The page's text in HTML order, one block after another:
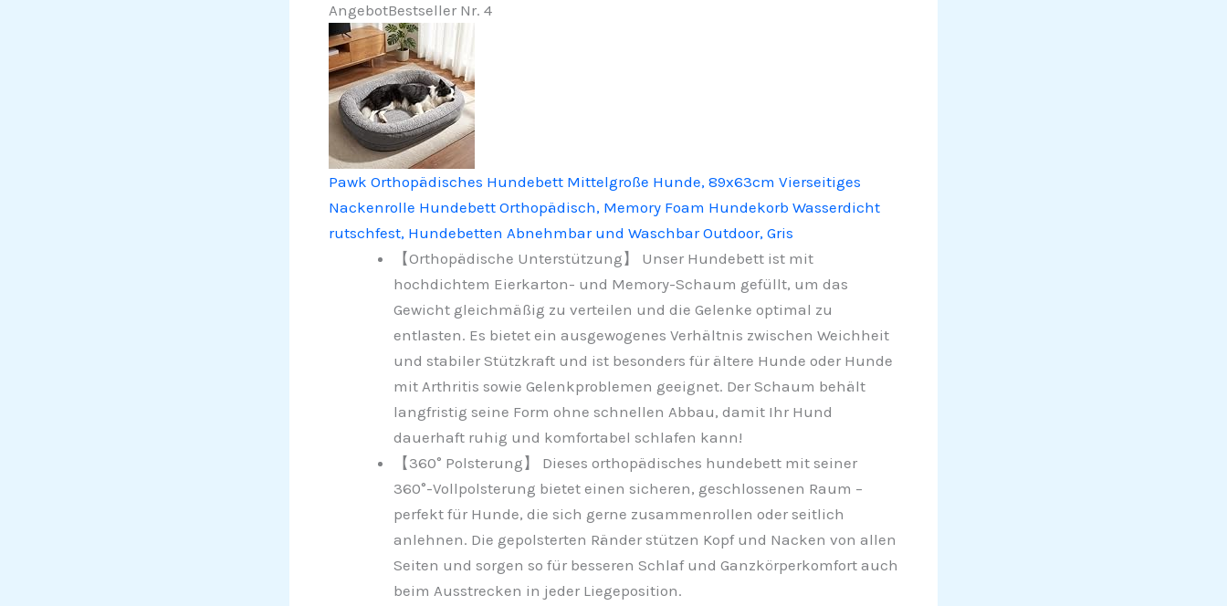
AngebotBestseller Nr. 4
Pawk Orthopädisches Hundebett Mittelgroße Hunde, 89x63cm Vierseitiges
Nackenrolle Hundebett Orthopädisch, Memory Foam Hundekorb Wasserdicht
rutschfest, Hundebetten Abnehmbar und Waschbar Outdoor, Gris
【Orthopädische Unterstützung】 Unser Hundebett ist mit
hochdichtem Eierkarton- und Memory-Schaum gefüllt, um das
Gewicht gleichmäßig zu verteilen und die Gelenke optimal zu
entlasten. Es bietet ein ausgewogenes Verhältnis zwischen Weichheit
und stabiler Stützkraft und ist besonders für ältere Hunde oder Hunde
mit Arthritis sowie Gelenkproblemen geeignet. Der Schaum behält
langfristig seine Form ohne schnellen Abbau, damit Ihr Hund
dauerhaft ruhig und komfortabel schlafen kann!
【360° Polsterung】 Dieses orthopädisches hundebett mit seiner
360°-Vollpolsterung bietet einen sicheren, geschlossenen Raum –
perfekt für Hunde, die sich gerne zusammenrollen oder seitlich
anlehnen. Die gepolsterten Ränder stützen Kopf und Nacken von allen
Seiten und sorgen so für besseren Schlaf und Ganzkörperkomfort auch
beim Ausstrecken in jeder Liegeposition.